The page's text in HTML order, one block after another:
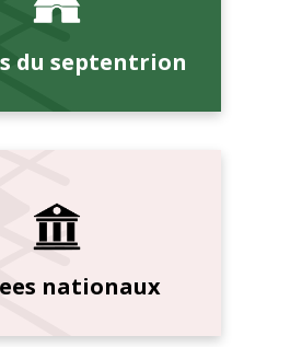
du septentrion
nationaux